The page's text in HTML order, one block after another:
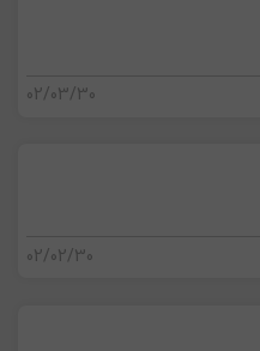
02/03/30
02/02/30